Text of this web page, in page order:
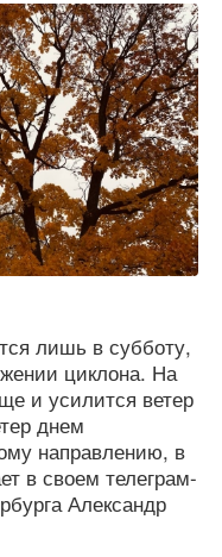
лишь в субботу,
циклона. На
и усилится ветер
днем
направлению, в
в своем телеграм-
Александр